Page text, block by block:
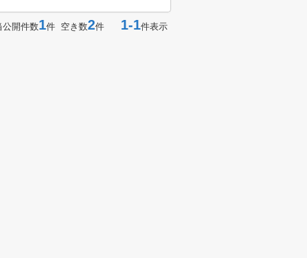
公開件数1件 空き数2件 1-1件表示